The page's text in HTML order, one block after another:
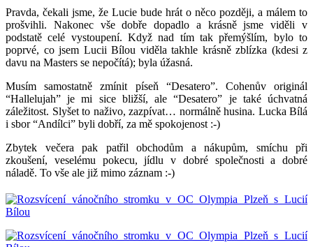
Pravda, čekali jsme, že Lucie bude hrát o něco později, a málem to
prošvihli. Nakonec vše dobře dopadlo a krásně jsme viděli v
podstatě celé vystoupení. Když nad tím tak přemýšlím, bylo to
poprvé, co jsem Lucii Bílou viděla takhle krásně zblízka (kdesi z
davu na Masters se nepočítá); byla úžasná.
Musím samostatně zmínit píseň “Desatero”. Cohenův originál
“Hallelujah” je mi sice bližší, ale “Desatero” je také úchvatná
záležitost. Slyšet to naživo, zazpívat… normálně husina. Lucka Bílá
i sbor “Andílci” byli dobří, za mě spokojenost :-)
Zbytek večera pak patřil obchodům a nákupům, smíchu při
zkoušení, veselému pokecu, jídlu v dobré společnosti a dobré
náladě. To vše ale již mimo záznam :-)